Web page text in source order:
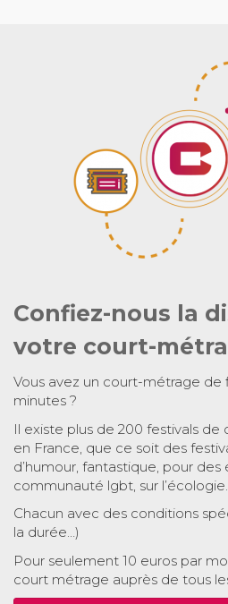
Confiez-nous la
votre court-
Vous avez un court-métrage de
minutes ?
Il existe plus de 200 festivals de
en France, que ce soit des
d’humour, fantastique, pour des
communauté lgbt, sur l’écologie…
Chacun avec des conditions
la durée…)
Pour seulement 10 euros par
court métrage auprès de tous